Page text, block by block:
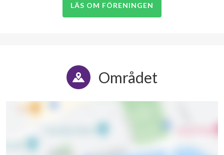
LÄS OM FÖRENINGEN
Området